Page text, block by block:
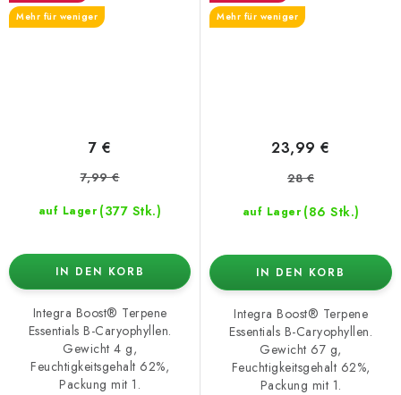
Mehr für weniger
auf Lager (377 Stk.)
7 €
7,99 €
IN DEN KORB
Integra Boost® Terpene
Essentials B-Caryophyllen.
Gewicht 4 g,
Feuchtigkeitsgehalt 62%,
Packung mit 1.
Mehr für weniger
auf Lager (86 Stk.)
23,99 €
28 €
IN DEN KORB
Integra Boost® Terpene
Essentials B-Caryophyllen.
Gewicht 67 g,
Feuchtigkeitsgehalt 62%,
Packung mit 1.